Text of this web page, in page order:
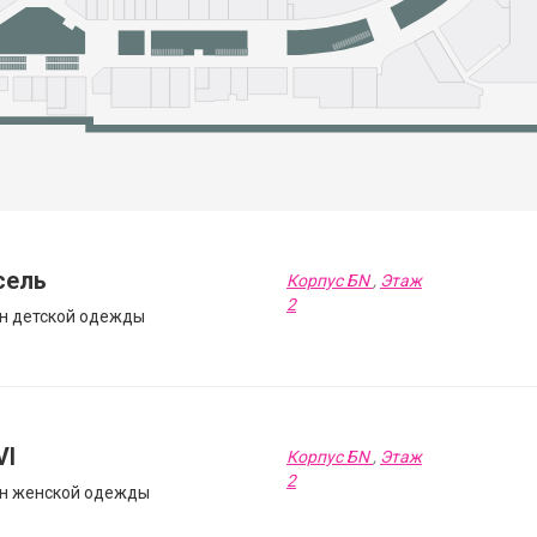
детской одежды
Корпус БN, Этаж
2
женской одежды
Корпус БN, Этаж
2